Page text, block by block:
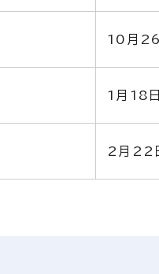
10月26
1月18日
2月22